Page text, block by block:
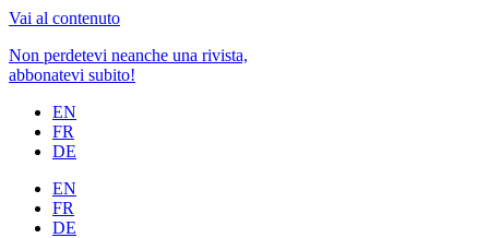
Vai al contenuto
Non perdetevi neanche una rivista,
abbonatevi subito!
EN
FR
DE
EN
FR
DE